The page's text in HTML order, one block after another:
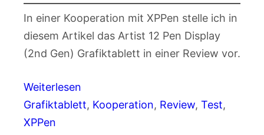
In einer Kooperation mit XPPen stelle ich in
diesem Artikel das Artist 12 Pen Display
(2nd Gen) Grafiktablett in einer Review vor.
Weiterlesen
Grafiktablett, Kooperation, Review, Test
XPPen